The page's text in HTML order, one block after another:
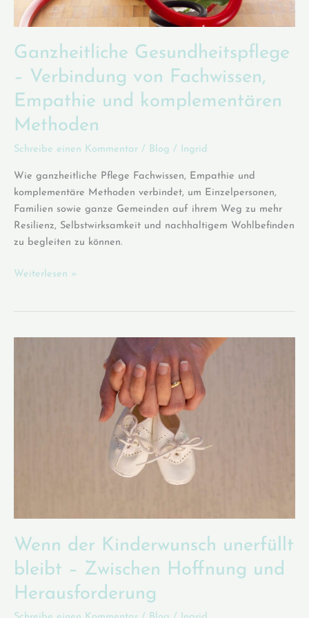
Ganzheitliche Gesundheitspflege
– Verbindung von Fachwissen,
Empathie und komplementären
Methoden
Schreibe einen Kommentar / Blog / Ingrid
Wie ganzheitliche Pflege Fachwissen, Empathie und
komplementäre Methoden verbindet, um Einzelpersonen,
Familien sowie ganze Gemeinden auf ihrem Weg zu mehr
Resilienz, Selbstwirksamkeit und nachhaltigem Wohlbefinden
zu begleiten zu können.
Ganzheitliche
von
Weiterlesen »
Wenn der Kinderwunsch unerfüllt
bleibt – Zwischen Hoffnung und
Herausforderung